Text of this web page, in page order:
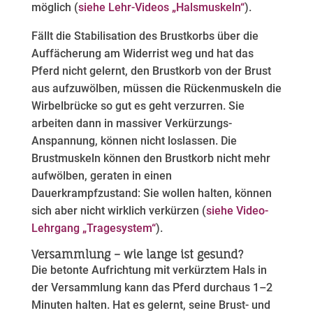
möglich (siehe Lehr-Videos „Halsmuskeln“).​
Fällt die Stabilisation des Brustkorbs über die
Auffächerung am Widerrist weg und hat das
Pferd nicht gelernt, den Brustkorb von der Brust
aus aufzuwölben, müssen die Rückenmuskeln die
Wirbelbrücke so gut es geht verzurren. Sie
arbeiten dann in massiver Verkürzungs-
Anspannung, können nicht loslassen. Die
Brustmuskeln können den Brustkorb nicht mehr
aufwölben, geraten in einen
Dauerkrampfzustand: Sie wollen halten, können
sich aber nicht wirklich verkürzen (siehe Video-
Lehrgang „Tragesystem“).
Versammlung – wie lange ist gesund?
Die betonte Aufrichtung mit verkürztem Hals in
der Versammlung kann das Pferd durchaus 1–2
Minuten halten. Hat es gelernt, seine Brust- und